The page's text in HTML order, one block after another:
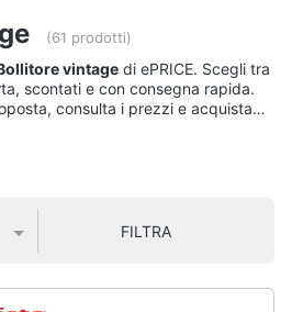
professionali e
in offerta
(61 prodotti)
vintage di ePRICE. Scegli tra
scontati e con consegna rapida.
consulta i prezzi e acquista
FILTRA